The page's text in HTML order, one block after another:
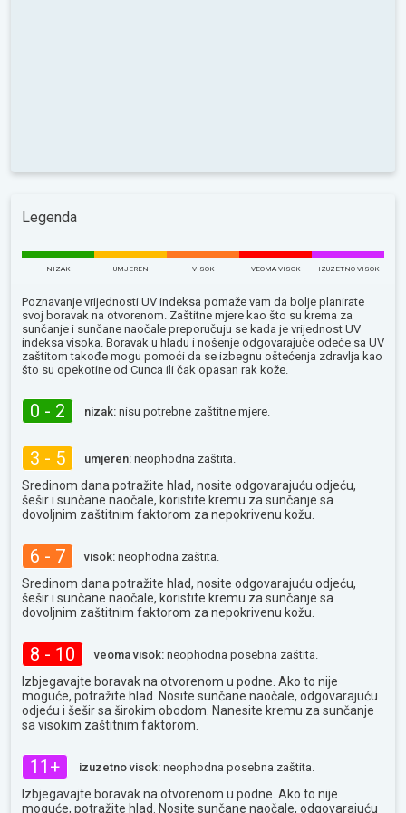
Legenda
NIZAK UMJEREN VISOK VEOMA VISOK IZUZETNO VISOK
Poznavanje vrijednosti UV indeksa pomaže vam da bolje planirate
svoj boravak na otvorenom. Zaštitne mjere kao što su krema za
sunčanje i sunčane naočale preporučuju se kada je vrijednost UV
indeksa visoka. Boravak u hladu i nošenje odgovarajuće odeće sa UV
zaštitom takođe mogu pomoći da se izbegnu oštećenja zdravlja kao
što su opekotine od Сunca ili čak opasan rak kože.
0 - 2 nizak: nisu potrebne zaštitne mjere.
3 - 5 umjeren: neophodna zaštita.
Sredinom dana potražite hlad, nosite odgovarajuću odjeću,
šešir i sunčane naočale, koristite kremu za sunčanje sa
dovoljnim zaštitnim faktorom za nepokrivenu kožu.
6 - 7 visok: neophodna zaštita.
Sredinom dana potražite hlad, nosite odgovarajuću odjeću,
šešir i sunčane naočale, koristite kremu za sunčanje sa
dovoljnim zaštitnim faktorom za nepokrivenu kožu.
8 - 10 veoma visok: neophodna posebna zaštita.
Izbjegavajte boravak na otvorenom u podne. Ako to nije
moguće, potražite hlad. Nosite sunčane naočale, odgovarajuću
odjeću i šešir sa širokim obodom. Nanesite kremu za sunčanje
sa visokim zaštitnim faktorom.
11+ izuzetno visok: neophodna posebna zaštita.
Izbjegavajte boravak na otvorenom u podne. Ako to nije
moguće, potražite hlad. Nosite sunčane naočale, odgovarajuću